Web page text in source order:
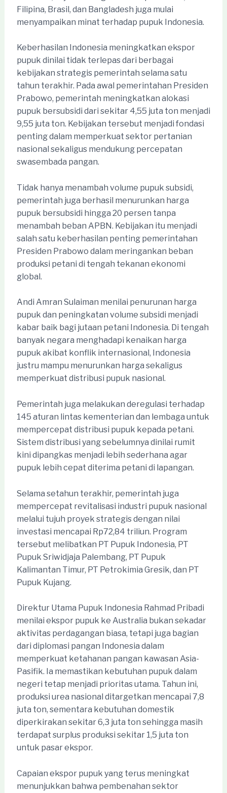
Filipina, Brasil, dan Bangladesh juga mulai
menyampaikan minat terhadap pupuk Indonesia.
Keberhasilan Indonesia meningkatkan ekspor
pupuk dinilai tidak terlepas dari berbagai
kebijakan strategis pemerintah selama satu
tahun terakhir. Pada awal pemerintahan Presiden
Prabowo, pemerintah meningkatkan alokasi
pupuk bersubsidi dari sekitar 4,55 juta ton menjadi
9,55 juta ton. Kebijakan tersebut menjadi fondasi
penting dalam memperkuat sektor pertanian
nasional sekaligus mendukung percepatan
swasembada pangan.
Tidak hanya menambah volume pupuk subsidi,
pemerintah juga berhasil menurunkan harga
pupuk bersubsidi hingga 20 persen tanpa
menambah beban APBN. Kebijakan itu menjadi
salah satu keberhasilan penting pemerintahan
Presiden Prabowo dalam meringankan beban
produksi petani di tengah tekanan ekonomi
global.
Andi Amran Sulaiman menilai penurunan harga
pupuk dan peningkatan volume subsidi menjadi
kabar baik bagi jutaan petani Indonesia. Di tengah
banyak negara menghadapi kenaikan harga
pupuk akibat konflik internasional, Indonesia
justru mampu menurunkan harga sekaligus
memperkuat distribusi pupuk nasional.
Pemerintah juga melakukan deregulasi terhadap
145 aturan lintas kementerian dan lembaga untuk
mempercepat distribusi pupuk kepada petani.
Sistem distribusi yang sebelumnya dinilai rumit
kini dipangkas menjadi lebih sederhana agar
pupuk lebih cepat diterima petani di lapangan.
Selama setahun terakhir, pemerintah juga
mempercepat revitalisasi industri pupuk nasional
melalui tujuh proyek strategis dengan nilai
investasi mencapai Rp72,84 triliun. Program
tersebut melibatkan PT Pupuk Indonesia, PT
Pupuk Sriwidjaja Palembang, PT Pupuk
Kalimantan Timur, PT Petrokimia Gresik, dan PT
Pupuk Kujang.
Direktur Utama Pupuk Indonesia Rahmad Pribadi
menilai ekspor pupuk ke Australia bukan sekadar
aktivitas perdagangan biasa, tetapi juga bagian
dari diplomasi pangan Indonesia dalam
memperkuat ketahanan pangan kawasan Asia-
Pasifik. Ia memastikan kebutuhan pupuk dalam
negeri tetap menjadi prioritas utama. Tahun ini,
produksi urea nasional ditargetkan mencapai 7,8
juta ton, sementara kebutuhan domestik
diperkirakan sekitar 6,3 juta ton sehingga masih
terdapat surplus produksi sekitar 1,5 juta ton
untuk pasar ekspor.
Capaian ekspor pupuk yang terus meningkat
menunjukkan bahwa pembenahan sektor